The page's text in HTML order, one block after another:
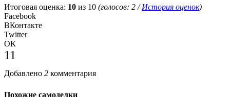
Итоговая оценка: 10 из 10 (голосов: 2 /История оценок)
Facebook
ВКонтакте
Twitter
ОК
11
Добавлено 2 комментария
Похожие самоделки